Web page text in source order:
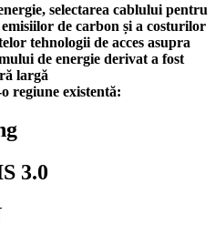
selectarea cablului pentru
de carbon și a costurilor
tehnologii de acces asupra
de energie derivat a fost
largă
regiune existentă:
3.0